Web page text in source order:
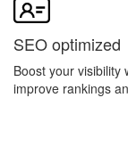
SEO optimized
Boost your visibility
improve rankings